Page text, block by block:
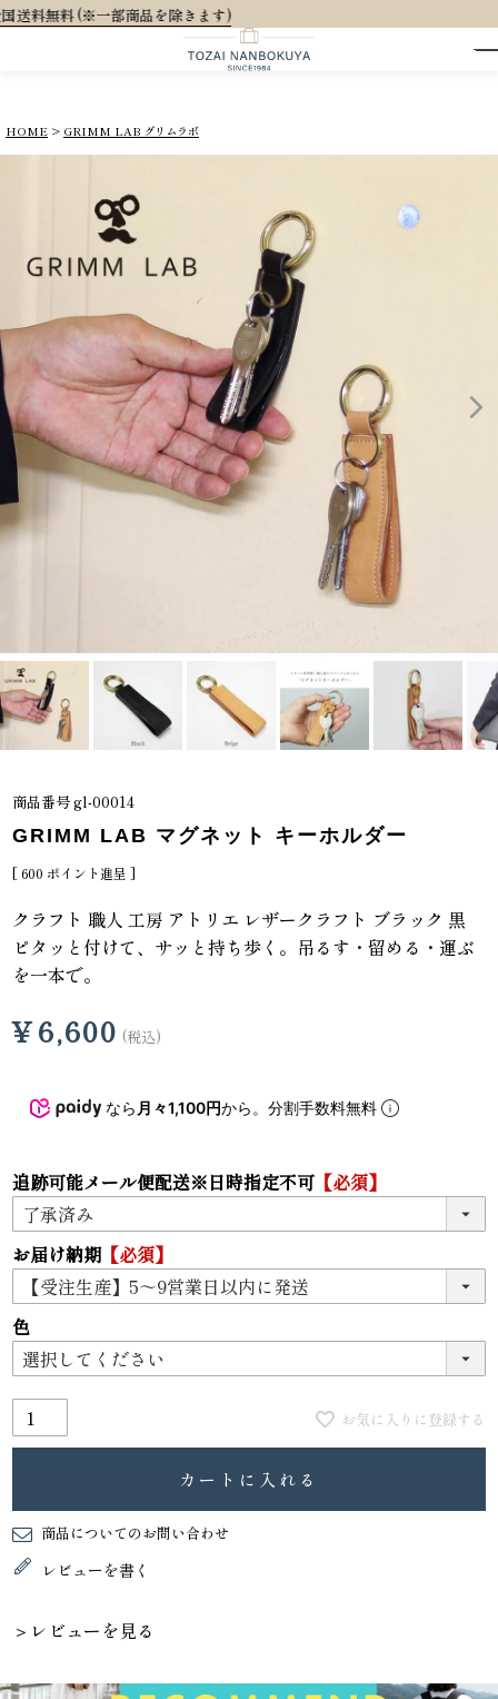
HOME GRIMM LAB グリムラボ
商品番号gl-00014
GRIMM LAB マグネット キーホルダー
[600 ポイント進呈 ]
クラフト 職人 工房 アトリエ レザークラフト ブラック 黒
ピタッと付けて、サッと持ち歩く。吊るす・留める・運ぶ
を一本で。
¥6,600 税込
なら 月々1,100円から。分割手数料無料
追跡可能メール便配送※日時指定不可 【必須】
お届け納期【必須】
色
お気に入りに登録する
カートに入れる
商品についてのお問い合わせ
レビューを書く
＞レビューを見る